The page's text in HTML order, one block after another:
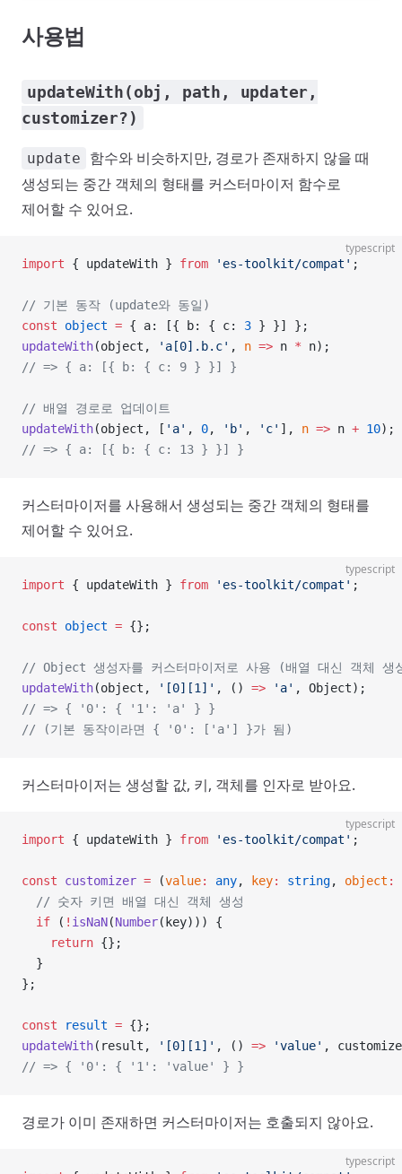
사용법
updateWith(obj, path, updater,
customizer?)
update
함수와 비슷하지만, 경로가 존재하지 않을 때
생성되는 중간 객체의 형태를 커스터마이저 함수로
제어할 수 있어요.
typescript
import { updateWith } from 'es-toolkit/compat' ;
// 기본 동작 (update와 동일)
const object = { a: [{ b: { c: 3 } }] };
updateWith(object, 'a[0].b.c' , n => n * n);
// => { a: [{ b: { c: 9 } }] }
// 배열 경로로 업데이트
updateWith(object, [ 'a' , 0, 'b' , 'c' ], n => n + 10);
// => { a: [{ b: { c: 13 } }] }
커스터마이저를 사용해서 생성되는 중간 객체의 형태를
제어할 수 있어요.
typescript
import { updateWith } from 'es-toolkit/compat' ;
const object = {};
// Object 생성자를 커스터마이저로 사용 (배열 대신 객체 생
updateWith(object, '[0][1]' , () => 'a' , Object);
// => { '0': { '1': 'a' } }
// (기본 동작이라면 { '0': ['a'] }가 됨)
커스터마이저는 생성할 값, 키, 객체를 인자로 받아요.
typescript
import { updateWith } from 'es-toolkit/compat' ;
const customizer = (value: any, key: string, object :
  // 숫자 키면 배열 대신 객체 생성
  if
( ! isNaN(Number(key))) {
    return
{};
  }
};
const result = {};
updateWith(result, '[0][1]' , () => 'value' ,
// => { '0': { '1': 'value' } }
경로가 이미 존재하면 커스터마이저는 호출되지 않아요.
typescript